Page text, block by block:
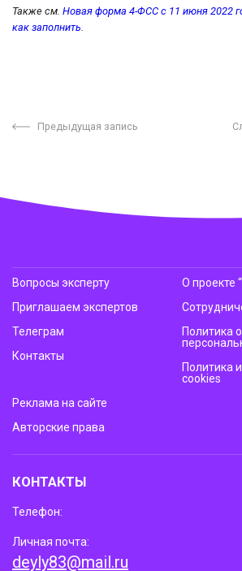
Также см. Новая форма 4-ФСС с 11 июня 2022
как заполнить.
Предыдущая запись
Вопросы эксперту
Приглашаем экспертов
Телеграм
Контакты
О проекте
Политика
Политика
cookies
Реклама на сайте
Авторские права
КОНТАКТЫ
Телефон:
Личная почта:
deyly83@mail.ru